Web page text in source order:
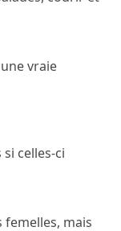
vraie
celles-ci
femelles, mais